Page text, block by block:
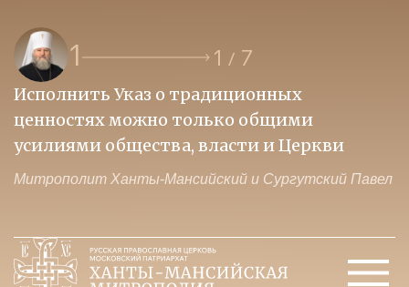
1 1 / 7
Исполнить Указ о традиционных
ценностях можно только общими
усилиями общества, власти и Церкви
Митрополит Ханты-Мансийский и Сургутский Павел